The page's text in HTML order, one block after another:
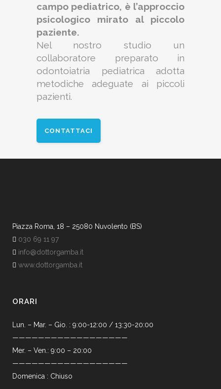
campo pediatrico, è l’approccio
psicologico mirato al piccolo
paziente.
Nel nostro studio un
collaboratore preparato in
odontoiatria pediatrica adotta
metodiche adeguate ai piccoli
pazienti.
CONTATTACI
Piazza Roma, 18 – 25080 Nuvolento (BS)
030 69 11 97
info@dottorgamba.it
www.dottorgamba.it
ORARI
Lun. – Mar. – Gio. : 9:00-12:00 / 13:30-20:00
——————————————————
Mer. – Ven.: 9:00 – 20:00
——————————————————
Domenica : Chiuso